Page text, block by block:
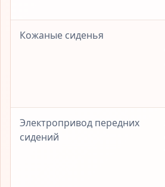
Кожаные сиденья
Электропривод передних
сидений